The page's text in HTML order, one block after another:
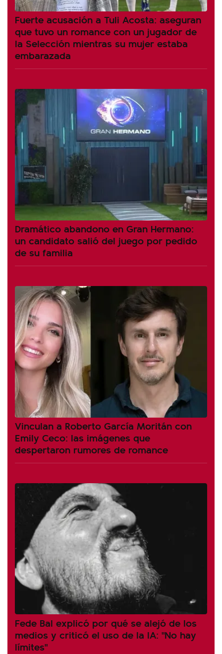
Fuerte acusación a Tuli Acosta: aseguran
que tuvo un romance con un jugador de
la Selección mientras su mujer estaba
embarazada
Dramático abandono en Gran Hermano:
un candidato salió del juego por pedido
de su familia
Vinculan a Roberto García Moritán con
Emily Ceco: las imágenes que
despertaron rumores de romance
Fede Bal explicó por qué se alejó de los
medios y criticó el uso de la IA: "No hay
límites"